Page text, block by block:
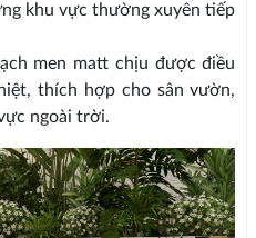
khu vực thường xuyên tiếp
men matt chịu được điều
thích hợp cho sân vườn,
ngoài trời.